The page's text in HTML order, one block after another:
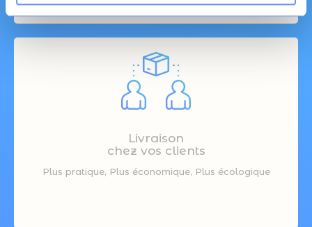
Livraison
chez vos clients
Plus pratique, Plus économique, Plus écologique